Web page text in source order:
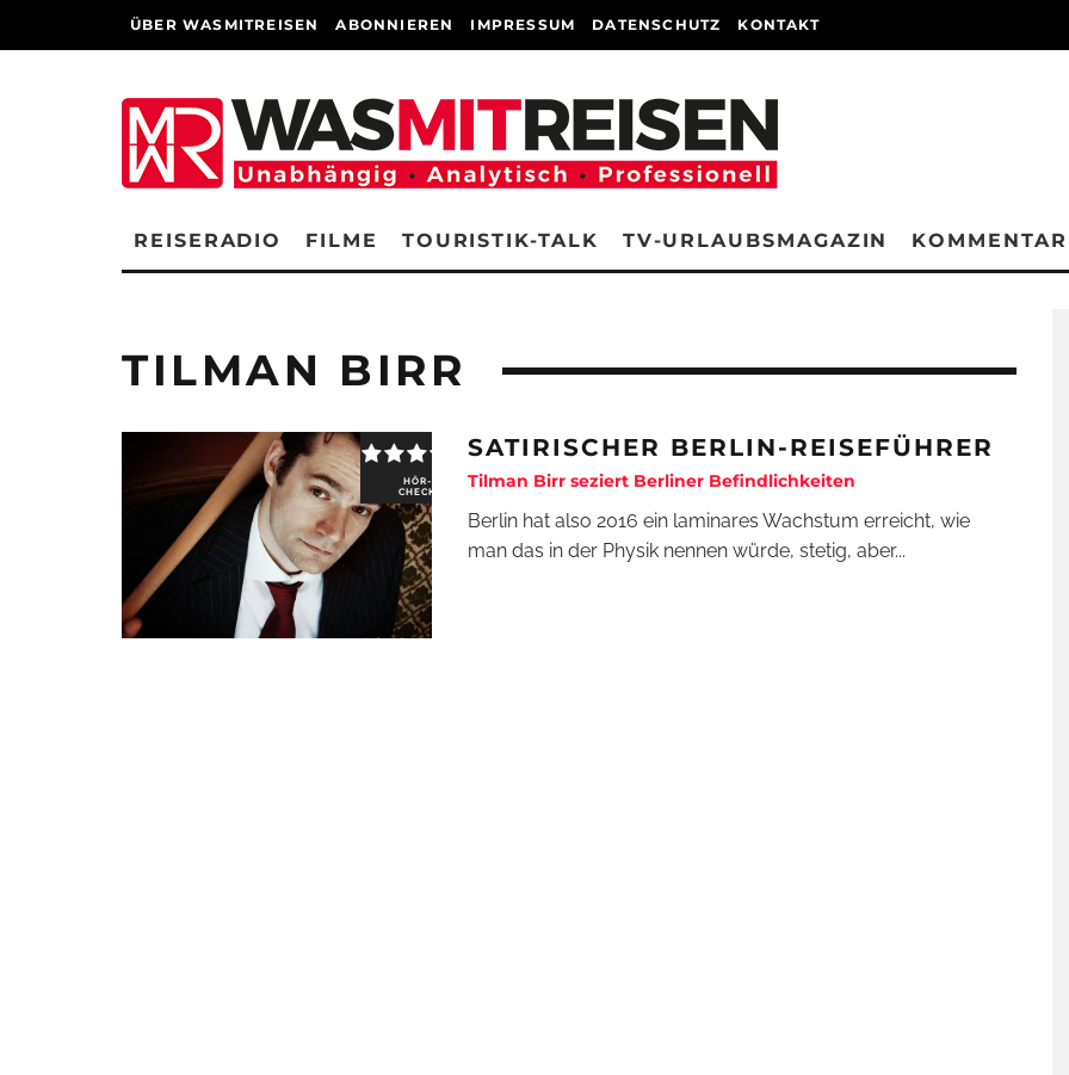
ÜBER WASMITREISEN ABONNIEREN IMPRESSUM DATENSCHUTZ KONTAKT
REISERADIO FILME TOURISTIK-TALK TV-URLAUBSMAGAZIN
TILMAN BIRR
HÖR-
CHECK
SATIRISCHER BERLIN-REISEFÜHRER
Tilman Birr seziert Berliner Befindlichkeiten
Berlin hat also 2016 ein laminares Wachstum erreicht, wie
man das in der Physik nennen würde, stetig, aber...